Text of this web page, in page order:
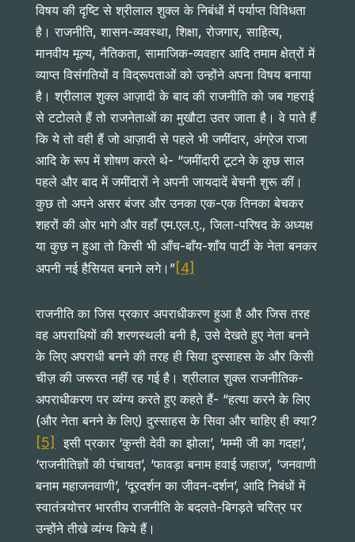
विषय की दृष्टि से श्रीलाल शुक्ल के निबंधों में पर्याप्त विविधता
है। राजनीति, शासन-व्यवस्था, शिक्षा, रोजगार, साहित्य,
मानवीय मूल्य, नैतिकता, सामाजिक-व्यवहार आदि तमाम क्षेत्रों में
व्याप्त विसंगतियों व विद्रूपताओं को उन्होंने अपना विषय बनाया
है। श्रीलाल शुक्ल आज़ादी के बाद की राजनीति को जब गहराई
से टटोलते हैं तो राजनेताओं का मुखौटा उतर जाता है। वे पाते हैं
कि ये तो वही हैं जो आज़ादी से पहले भी जमींदार, अंग्रेज राजा
आदि के रूप में शोषण करते थे- “जमींदारी टूटने के कुछ साल
पहले और बाद में जमींदारों ने अपनी जायदादें बेचनी शुरू कीं।
कुछ तो अपने असर बंजर और उनका एक-एक तिनका बेचकर
शहरों की ओर भागे और वहाँ एम.एल.ए., जिला-परिषद के अध्यक्ष
या कुछ न हुआ तो किसी भी आँच-बाँय-शाँय पार्टी के नेता बनकर
अपनी नई हैसियत बनाने लगे।” [4]
राजनीति का जिस प्रकार अपराधीकरण हुआ है और जिस तरह
वह अपराधियों की शरणस्थली बनी है, उसे देखते हुए नेता बनने
के लिए अपराधी बनने की तरह ही सिवा दुस्साहस के और किसी
चीज़ की जरूरत नहीं रह गई है। श्रीलाल शुक्ल राजनीतिक-
अपराधीकरण पर व्यंग्य करते हुए कहते हैं- “हत्या करने के लिए
(और नेता बनने के लिए) दुस्साहस के सिवा और चाहिए ही क्या?
[5]
इसी प्रकार ‘कुन्ती देवी का झोला’, ‘मम्मी जी का गदहा’,
‘राजनीतिज्ञों की पंचायत’, ‘फावड़ा बनाम हवाई जहाज’, ‘जनवाणी
बनाम महाजनवाणी’, ‘दूरदर्शन का जीवन-दर्शन’, आदि निबंधों में
स्वातंत्र्योत्तर भारतीय राजनीति के बदलते-बिगड़ते चरित्र पर
उन्होंने तीखे व्यंग्य किये हैं।